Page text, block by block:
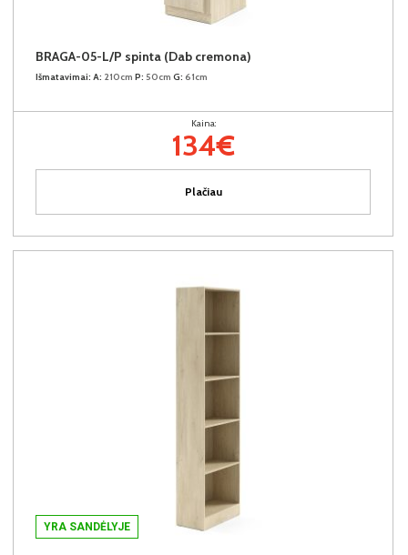
BRAGA-05-L/P spinta (Dab cremona)
Išmatavimai: A: 210cm P: 50cm G: 61cm
Kaina:
134€
Plačiau
YRA SANDĖLYJE